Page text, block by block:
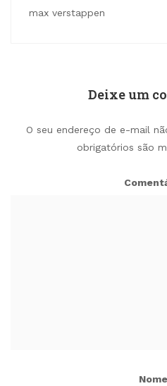
max verstappen
Deixe um
O seu endereço de e-mail
obrigatórios são
Nome